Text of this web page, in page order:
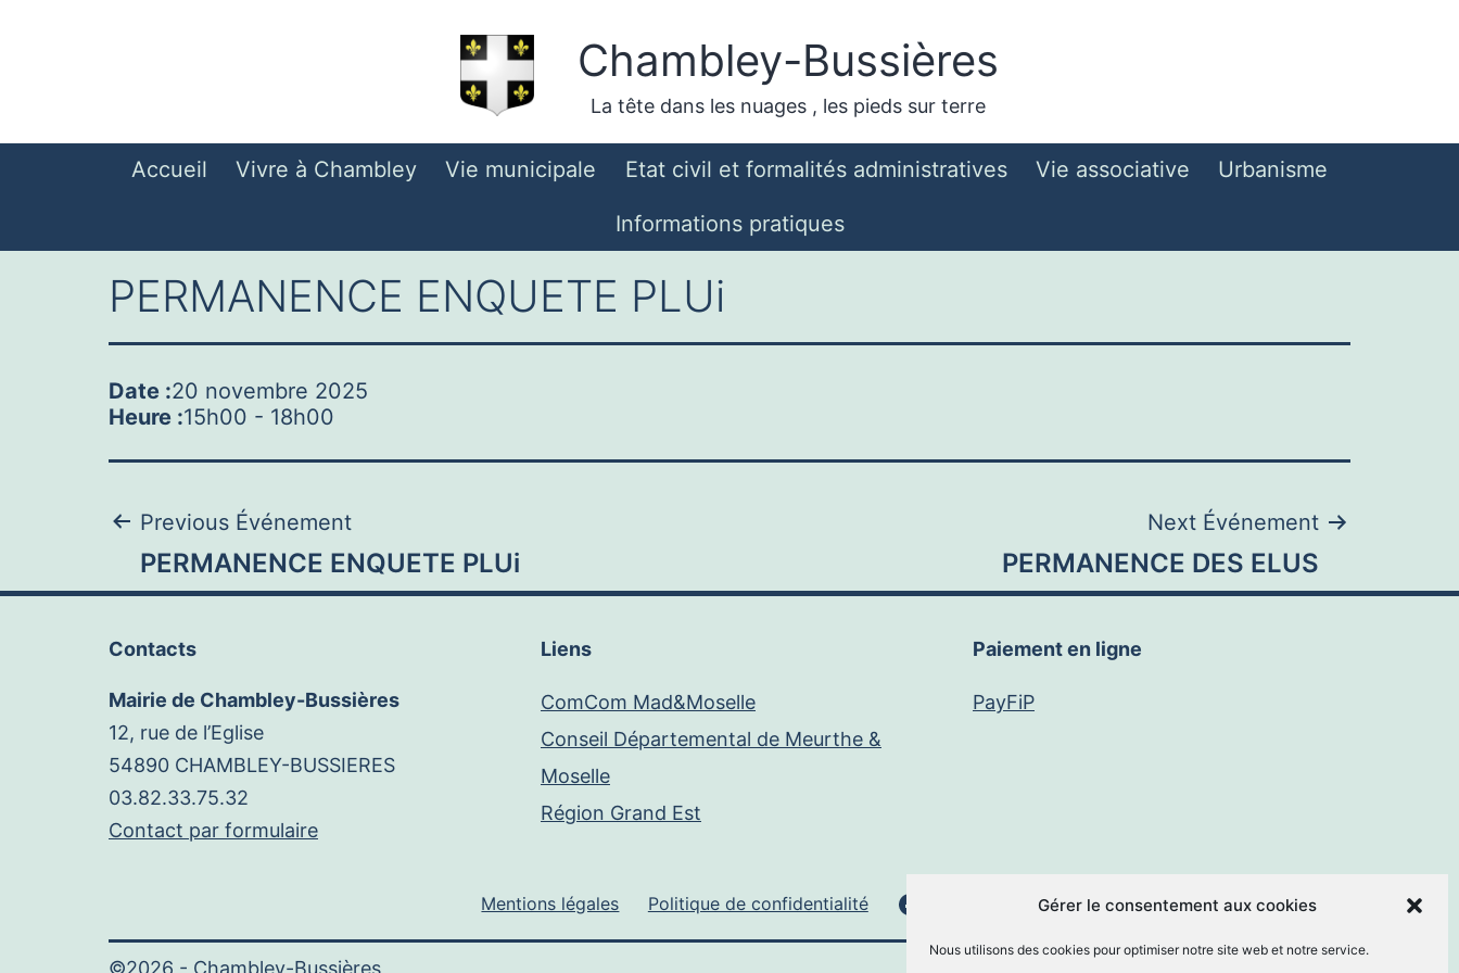
Gérer le consentement aux cookies
Nous utilisons des cookies pour optimiser notre site web et notre service.
Chambley-Bussières
La tête dans les nuages , les pieds sur terre
Accueil Vivre à Chambley Vie municipale Etat civil et formalités administratives Vie associative Urbanisme
Informations pratiques
PERMANENCE ENQUETE PLUi
Date :20 novembre 2025
Heure :15h00 - 18h00
Navigation
de
l’article
Previous Événement
PERMANENCE ENQUETE PLUi
Next Événement
PERMANENCE DES ELUS
Contacts
Mairie de Chambley-Bussières
12, rue de l’Eglise
54890 CHAMBLEY-BUSSIERES
03.82.33.75.32
Contact par formulaire
Liens
ComCom Mad&Moselle
Conseil Départemental de Meurthe &
Moselle
Région Grand Est
Paiement en ligne
PayFiP
Mentions légales Politique de confidentialité
mail
©2026 - Chambley-Bussières